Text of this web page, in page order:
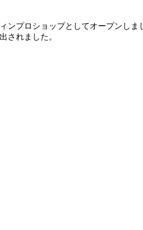
ンプロショップとしてオープンしま
されました。